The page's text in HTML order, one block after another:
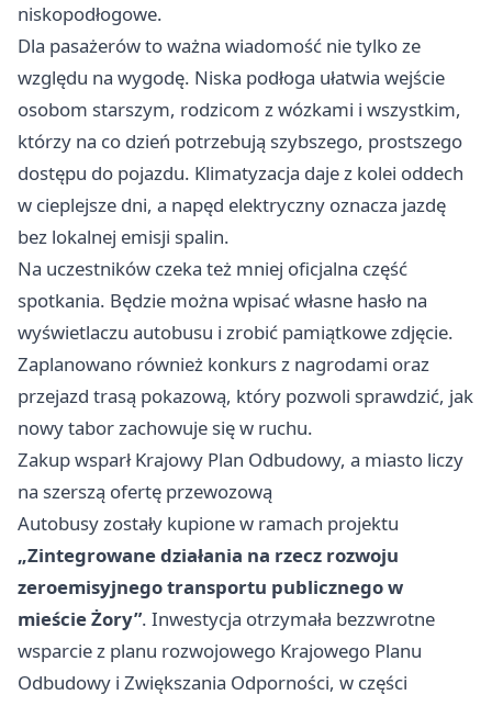
niskopodłogowe.
Dla pasażerów to ważna wiadomość nie tylko ze
względu na wygodę. Niska podłoga ułatwia wejście
osobom starszym, rodzicom z wózkami i wszystkim,
którzy na co dzień potrzebują szybszego, prostszego
dostępu do pojazdu. Klimatyzacja daje z kolei oddech
w cieplejsze dni, a napęd elektryczny oznacza jazdę
bez lokalnej emisji spalin.
Na uczestników czeka też mniej oficjalna część
spotkania. Będzie można wpisać własne hasło na
wyświetlaczu autobusu i zrobić pamiątkowe zdjęcie.
Zaplanowano również konkurs z nagrodami oraz
przejazd trasą pokazową, który pozwoli sprawdzić, jak
nowy tabor zachowuje się w ruchu.
Zakup wsparł Krajowy Plan Odbudowy, a miasto liczy
na szerszą ofertę przewozową
Autobusy zostały kupione w ramach projektu
„Zintegrowane działania na rzecz rozwoju
zeroemisyjnego transportu publicznego w
mieście Żory”. Inwestycja otrzymała bezzwrotne
wsparcie z planu rozwojowego Krajowego Planu
Odbudowy i Zwiększania Odporności, w części